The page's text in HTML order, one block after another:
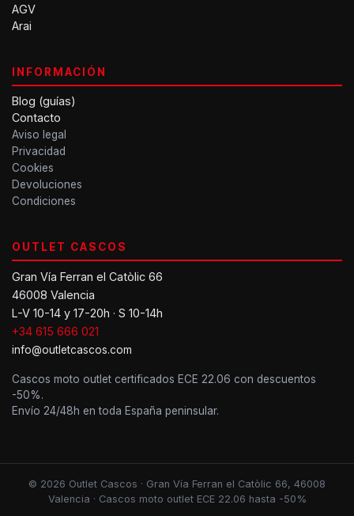
AGV
Arai
INFORMACIÓN
Blog (guías)
Contacto
Aviso legal
Privacidad
Cookies
Devoluciones
Condiciones
OUTLET CASCOS
Gran Vía Ferran el Catòlic 66
46008 Valencia
L-V 10-14 y 17-20h · S 10-14h
+34 615 666 021
info@outletcascos.com
Cascos moto outlet certificados ECE 22.06 con descuentos
-50%.
Envío 24/48h en toda España peninsular.
© 2026 Outlet Cascos · Gran Vía Ferran el Catòlic 66, 46008
Valencia · Cascos moto outlet ECE 22.06 hasta -50%